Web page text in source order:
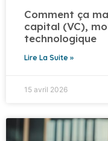
Comment ça
capital (VC),
technologique
Lire La Suite »
15 avril 2026